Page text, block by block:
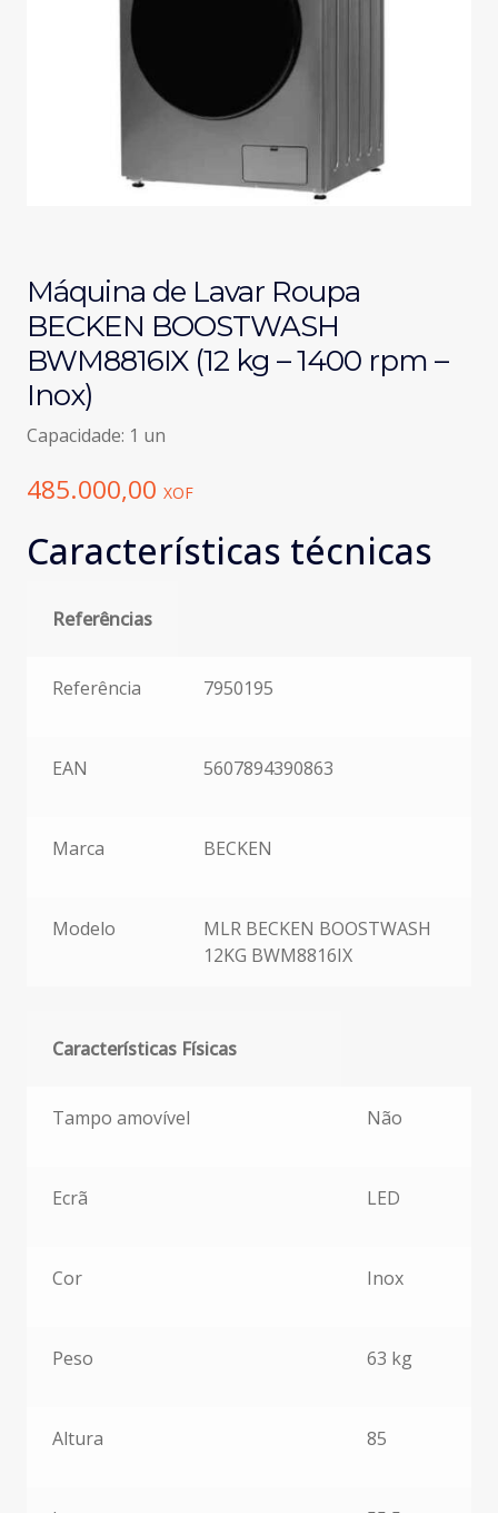
Máquina de Lavar Roupa
BECKEN BOOSTWASH
BWM8816IX (12 kg – 1400 rpm –
Inox)
Capacidade: 1 un
485.000,00 XOF
Características técnicas
Referências
Referência 7950195
EAN 5607894390863
Marca BECKEN
Modelo
MLR BECKEN BOOSTWASH
12KG BWM8816IX
Características Físicas
Tampo amovível Não
Ecrã LED
Cor Inox
Peso 63 kg
Altura 85